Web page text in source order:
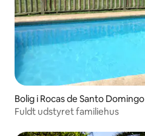
Bolig i Rocas de Santo Domingo
Fuldt udstyret familiehus